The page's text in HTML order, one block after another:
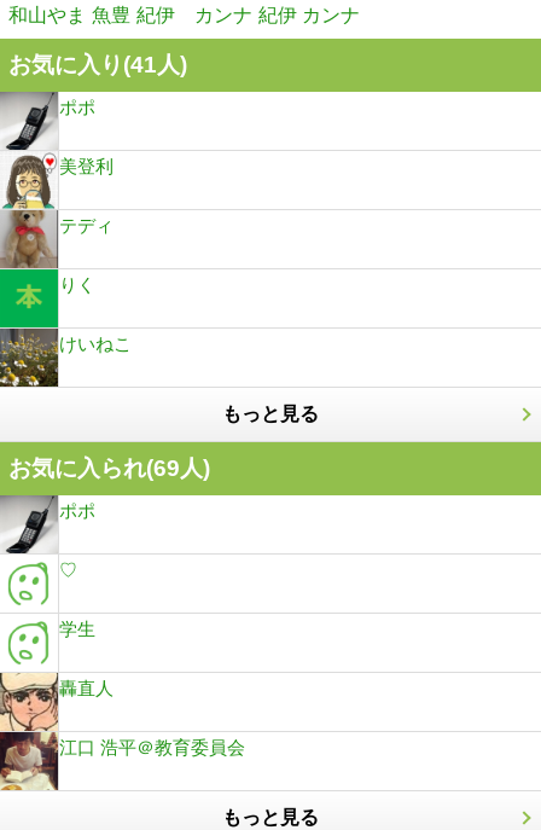
和山やま 魚豊 紀伊 カンナ 紀伊 カンナ
お気に入り(41人)
ポポ
美登利
テディ
りく
けいねこ
もっと見る
お気に入られ(69人)
ポポ
♡
学生
轟直人
江口 浩平＠教育委員会
もっと見る